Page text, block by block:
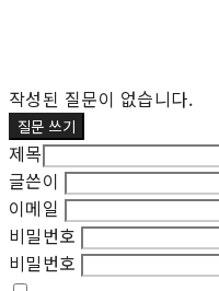
작성된 질문이 없습니다.
질문 쓰기
제목
글쓴이
이메일
비밀번호
비밀번호